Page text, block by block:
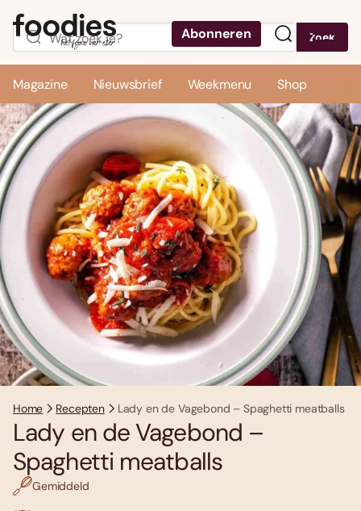
Abonneren Zoek
Magazine Nieuwsbrief Weekmenu Shop
Home Recepten Lady en de Vagebond – Spaghetti meatballs
Lady en de Vagebond –
Spaghetti meatballs
Gemiddeld